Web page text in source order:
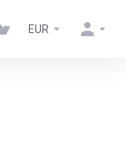
EUR